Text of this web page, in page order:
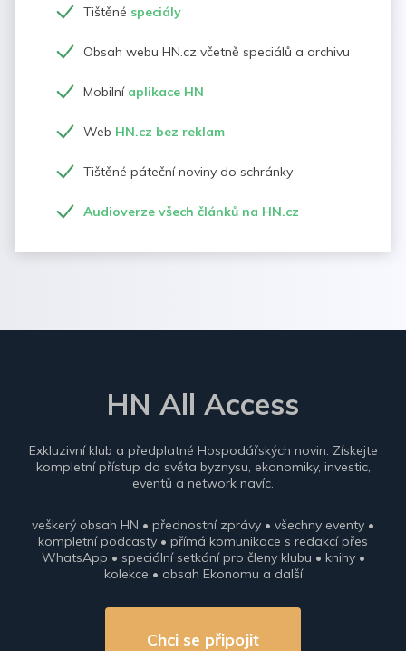
Tištěné speciály
Obsah webu HN.cz včetně speciálů a archivu
Mobilní aplikace HN
Web HN.cz bez reklam
Tištěné páteční noviny do schránky
Audioverze všech článků na HN.cz
HN All Access
Exkluzivní klub a předplatné Hospodářských novin. Získejte
kompletní přístup do světa byznysu, ekonomiky, investic,
eventů a network navíc.
veškerý obsah HN • přednostní zprávy • všechny eventy •
kompletní podcasty • přímá komunikace s redakcí přes
WhatsApp • speciální setkání pro členy klubu • knihy •
kolekce • obsah Ekonomu a další
Chci se připojit